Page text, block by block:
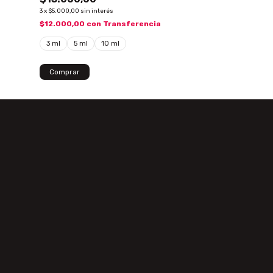
3x $5.000,00 sin interés
$12.000,00 con Transferencia
3 ml 5 ml 10 ml
Comprar